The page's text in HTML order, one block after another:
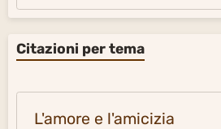
Citazioni per tema
L'amore e l'amicizia